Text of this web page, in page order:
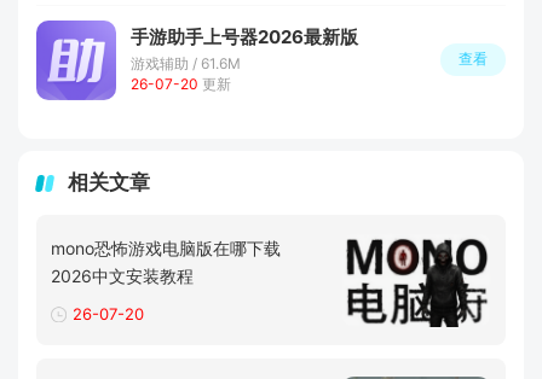
手游助手上号器2026最新版
游戏辅助 / 61.6M
26-07-20 更新
查看
相关文章
mono恐怖游戏电脑版在哪下载
2026中文安装教程
26-07-20